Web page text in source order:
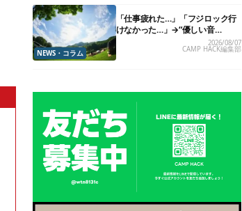
NEWS・コラム
「仕事疲れた…」「フジロック行
けなかった…」→“優しい音
楽”と“大きな自然”で治癒。まだ間
に合います。
2026/08/07
CAMP HACK編集部